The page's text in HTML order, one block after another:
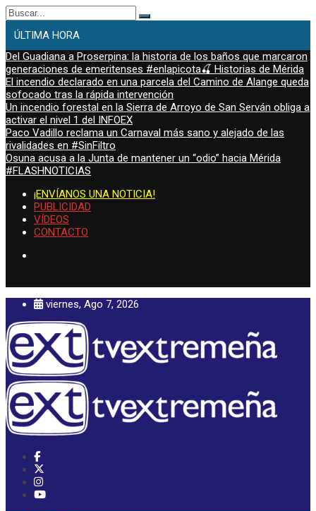
Buscar:
ÚLTIMA HORA
Del Guadiana a Proserpina: la historia de los baños que marcaron
generaciones de emeritenses #enlapicota🍒 Historias de Mérida
El incendio declarado en una parcela del Camino de Alange queda
sofocado tras la rápida intervención
Un incendio forestal en la Sierra de Arroyo de San Serván obliga a
activar el nivel 1 del INFOEX
Paco Vadillo reclama un Carnaval más sano y alejado de las
rivalidades en #SinFiltro
Osuna acusa a la Junta de mantener un “odio” hacia Mérida
#FLASHNOTICIAS
¡ENVÍANOS UNA NOTICIA!
PUBLICIDAD
VÍDEOS
CONTACTO
viernes, Ago 7, 2026